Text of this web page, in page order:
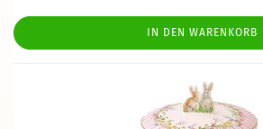
IN DEN WARENKORB